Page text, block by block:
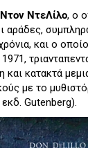
Ντον ΝτεΛίλο, ο
αράδες,
και ο
κατακτά
με το
Gutenberg).